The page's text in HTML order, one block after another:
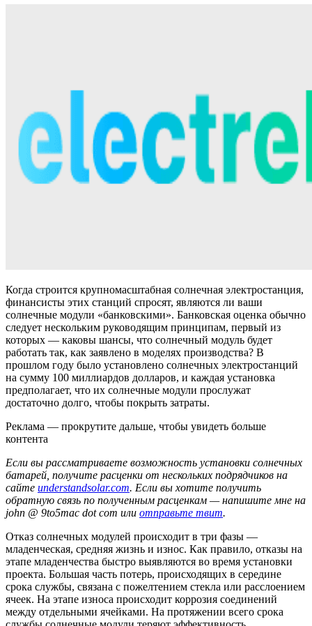
Когда строится крупномасштабная солнечная электростанция,
финансисты этих станций спросят, являются ли ваши
солнечные модули «банковскими». Банковская оценка обычно
следует нескольким руководящим принципам, первый из
которых — каковы шансы, что солнечный модуль будет
работать так, как заявлено в моделях производства? В
прошлом году было установлено солнечных электростанций
на сумму 100 миллиардов долларов, и каждая установка
предполагает, что их солнечные модули прослужат
достаточно долго, чтобы покрыть затраты.
Реклама — прокрутите дальше, чтобы увидеть больше
контента
Если вы рассматриваете возможность установки солнечных
батарей, получите расценки от нескольких подрядчиков на
сайте understandsolar.com. Если вы хотите получить
обратную связь по полученным расценкам — напишите мне на
john @ 9to5mac dot com или отправьте твит.
Отказ солнечных модулей происходит в три фазы —
младенческая, средняя жизнь и износ. Как правило, отказы на
этапе младенчества быстро выявляются во время установки
проекта. Большая часть потерь, происходящих в середине
срока службы, связана с пожелтением стекла или расслоением
ячеек. На этапе износа происходит коррозия соединений
между отдельными ячейками. На протяжении всего срока